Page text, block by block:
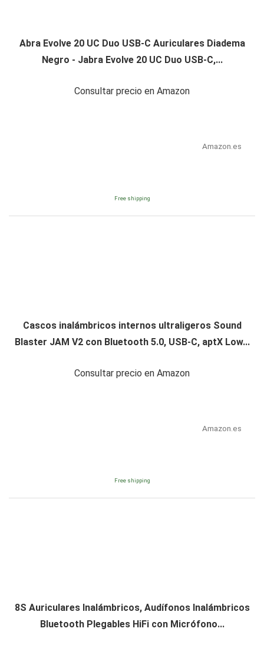
Abra Evolve 20 UC Duo USB-C Auriculares Diadema
Negro - Jabra Evolve 20 UC Duo USB-C,...
Consultar precio en Amazon
Amazon.es
Free shipping
Cascos inalámbricos internos ultraligeros Sound
Blaster JAM V2 con Bluetooth 5.0, USB-C, aptX Low...
Consultar precio en Amazon
Amazon.es
Free shipping
8S Auriculares Inalámbricos, Audífonos Inalámbricos
Bluetooth Plegables HiFi con Micrófono...